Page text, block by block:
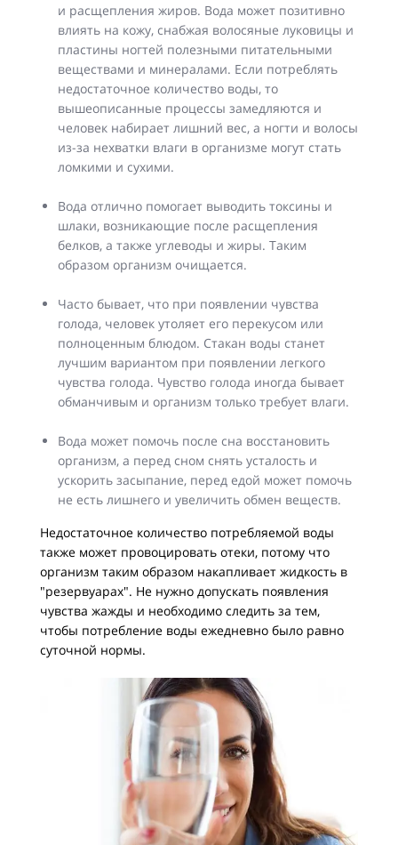
и расщепления жиров. Вода может позитивно
влиять на кожу, снабжая волосяные луковицы и
пластины ногтей полезными питательными
веществами и минералами. Если потреблять
недостаточное количество воды, то
вышеописанные процессы замедляются и
человек набирает лишний вес, а ногти и волосы
из-за нехватки влаги в организме могут стать
ломкими и сухими.
Вода отлично помогает выводить токсины и
шлаки, возникающие после расщепления
белков, а также углеводы и жиры. Таким
образом организм очищается.
Часто бывает, что при появлении чувства
голода, человек утоляет его перекусом или
полноценным блюдом. Стакан воды станет
лучшим вариантом при появлении легкого
чувства голода. Чувство голода иногда бывает
обманчивым и организм только требует влаги.
Вода может помочь после сна восстановить
организм, а перед сном снять усталость и
ускорить засыпание, перед едой может помочь
не есть лишнего и увеличить обмен веществ.
Недостаточное количество потребляемой воды
также может провоцировать отеки, потому что
организм таким образом накапливает жидкость в
"резервуарах". Не нужно допускать появления
чувства жажды и необходимо следить за тем,
чтобы потребление воды ежедневно было равно
суточной нормы.